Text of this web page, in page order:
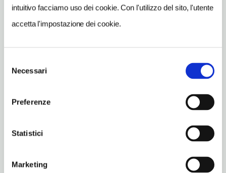
intuitivo facciamo uso dei cookie. Con l'utilizzo del sito, l'utente
accetta l'impostazione dei cookie.
delNecessari
Preferenze
Statistici
Marketing
INDIRIZZO EMAIL
lapomera.agriturismo@gmail.com